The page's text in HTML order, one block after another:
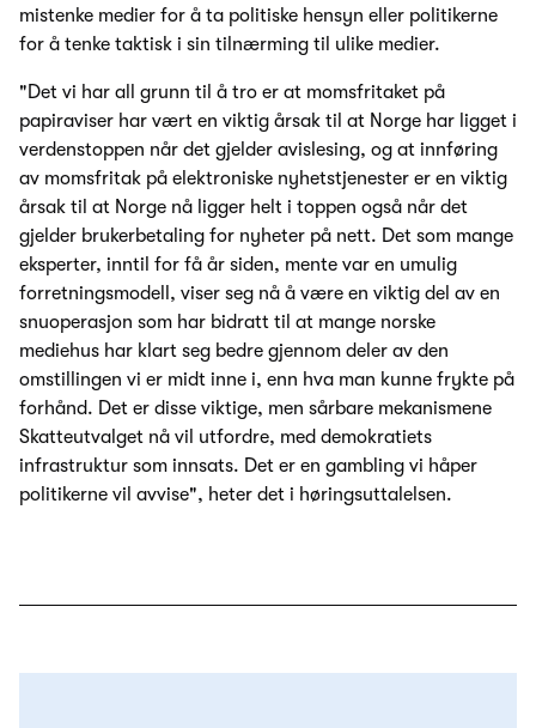
mistenke medier for å ta politiske hensyn eller politikerne
for å tenke taktisk i sin tilnærming til ulike medier.
"Det vi har all grunn til å tro er at momsfritaket på
papiraviser har vært en viktig årsak til at Norge har ligget i
verdenstoppen når det gjelder avislesing, og at innføring
av momsfritak på elektroniske nyhetstjenester er en viktig
årsak til at Norge nå ligger helt i toppen også når det
gjelder brukerbetaling for nyheter på nett. Det som mange
eksperter, inntil for få år siden, mente var en umulig
forretningsmodell, viser seg nå å være en viktig del av en
snuoperasjon som har bidratt til at mange norske
mediehus har klart seg bedre gjennom deler av den
omstillingen vi er midt inne i, enn hva man kunne frykte på
forhånd. Det er disse viktige, men sårbare mekanismene
Skatteutvalget nå vil utfordre, med demokratiets
infrastruktur som innsats. Det er en gambling vi håper
politikerne vil avvise", heter det i høringsuttalelsen.